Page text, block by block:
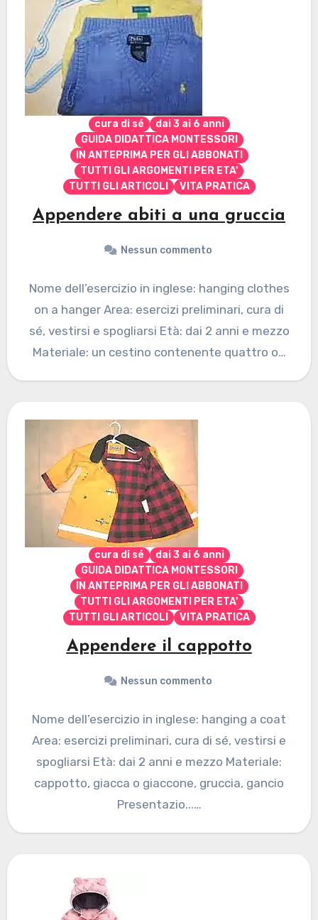
cura di sé
dai 3 ai 6 anni
GUIDA DIDATTICA MONTESSORI
IN ANTEPRIMA PER GLI ABBONATI
TUTTI GLI ARGOMENTI PER ETA'
TUTTI GLI ARTICOLI
VITA PRATICA
Appendere abiti a una gruccia
Nessun commento
Nome dell’esercizio in inglese: hanging clothes
on a hanger Area: esercizi preliminari, cura di
sé, vestirsi e spogliarsi Età: dai 2 anni e mezzo
Materiale: un cestino contenente quattro o…
cura di sé
dai 3 ai 6 anni
GUIDA DIDATTICA MONTESSORI
IN ANTEPRIMA PER GLI ABBONATI
TUTTI GLI ARGOMENTI PER ETA'
TUTTI GLI ARTICOLI
VITA PRATICA
Appendere il cappotto
Nessun commento
Nome dell’esercizio in inglese: hanging a coat
Area: esercizi preliminari, cura di sé, vestirsi e
spogliarsi Età: dai 2 anni e mezzo Materiale:
cappotto, giacca o giaccone, gruccia, gancio
Presentazio...…